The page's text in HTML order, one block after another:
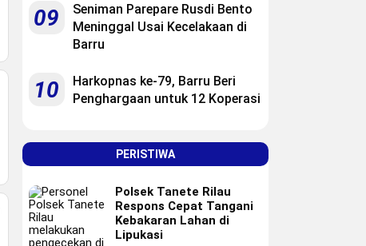
09
Seniman Parepare Rusdi Bento
Meninggal Usai Kecelakaan di
Barru
10
Harkopnas ke-79, Barru Beri
Penghargaan untuk 12 Koperasi
PERISTIWA
Polsek Tanete Rilau
Respons Cepat Tangani
Kebakaran Lahan di
Lipukasi